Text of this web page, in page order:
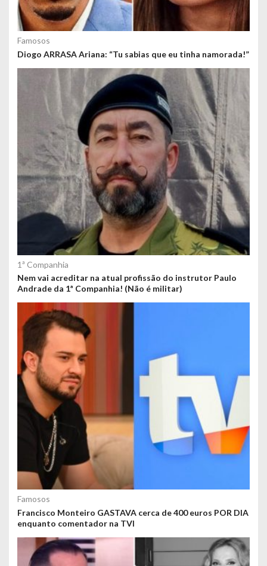
Famosos
Diogo ARRASA Ariana: “Tu sabias que eu tinha namorada!”
1ª Companhia
Nem vai acreditar na atual profissão do instrutor Paulo
Andrade da 1ª Companhia! (Não é militar)
Famosos
Francisco Monteiro GASTAVA cerca de 400 euros POR DIA
enquanto comentador na TVI